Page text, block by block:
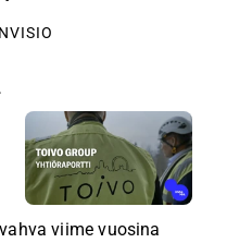
ja
viime vuosina